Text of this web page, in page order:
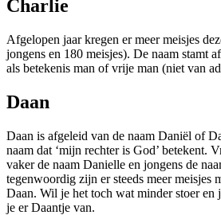
Charlie
Afgelopen jaar kregen er meer meisjes
jongens en 180 meisjes). De naam stamt
als betekenis man of vrije man (niet van
Daan
Daan is afgeleid van de naam Daniël of
naam dat ‘mijn rechter is God’ betekent.
vaker de naam Danielle en jongens de
tegenwoordig zijn er steeds meer meisjes
Daan. Wil je het toch wat minder stoer en
je er Daantje van.